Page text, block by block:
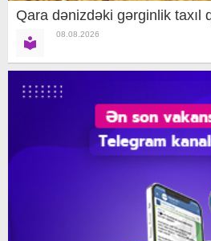
Qara dənizdəki gərginlik taxıl
08.08.2026